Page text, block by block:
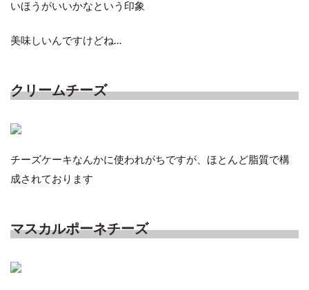
いほうがいいかなという印象
美味しいんですけどね…
クリームチーズ
チーズケーキなんかに使われがちですが、ほとんど脂質で構
成されております
マスカルポーネチーズ